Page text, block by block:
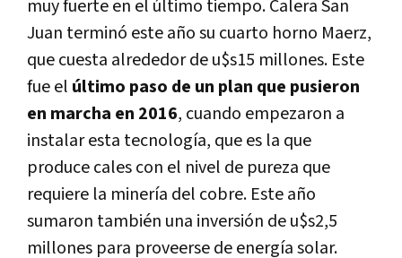
muy fuerte en el último tiempo. Calera San
Juan terminó este año su cuarto horno Maerz,
que cuesta alrededor de u$s15 millones. Este
fue el último paso de un plan que pusieron
en marcha en 2016, cuando empezaron a
instalar esta tecnología, que es la que
produce cales con el nivel de pureza que
requiere la minería del cobre. Este año
sumaron también una inversión de u$s2,5
millones para proveerse de energía solar.